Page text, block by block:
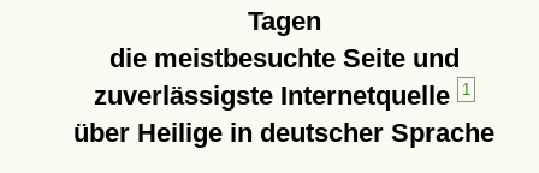
Tagen
die meistbesuchte Seite und
zuverlässigste Internetquelle
1
über Heilige in deutscher Sprache